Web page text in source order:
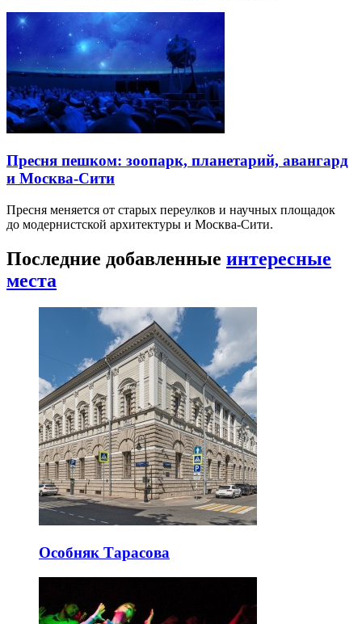
Пресня пешком: зоопарк, планетарий, авангард
и Москва-Сити
Пресня меняется от старых переулков и научных площадок
до модернистской архитектуры и Москва-Сити.
Последние добавленные интересные
места
Особняк Тарасова